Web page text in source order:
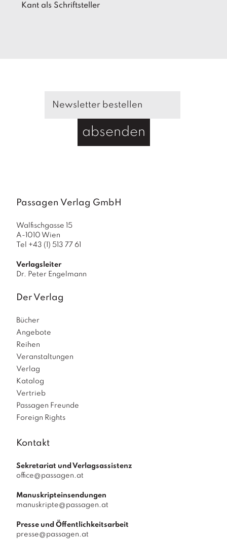
Kant als Schriftsteller
absenden
Passagen Verlag GmbH
Walfischgasse 15
A-1010 Wien
Tel +43 (1) 513 77 61
Verlagsleiter
Dr. Peter Engelmann
Der Verlag
Bücher
Angebote
Reihen
Veranstaltungen
Verlag
Katalog
Vertrieb
Passagen Freunde
Foreign Rights
Kontakt
Sekretariat und Verlagsassistenz
office@passagen.at
Manuskripteinsendungen
manuskripte@passagen.at
Presse und Öffentlichkeitsarbeit
presse@passagen.at